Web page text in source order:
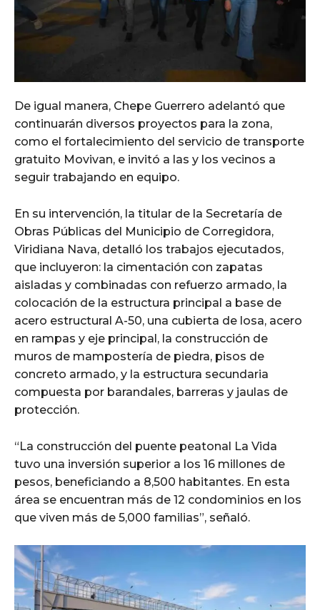
De igual manera, Chepe Guerrero adelantó que
continuarán diversos proyectos para la zona,
como el fortalecimiento del servicio de transporte
gratuito Movivan, e invitó a las y los vecinos a
seguir trabajando en equipo.
En su intervención, la titular de la Secretaría de
Obras Públicas del Municipio de Corregidora,
Viridiana Nava, detalló los trabajos ejecutados,
que incluyeron: la cimentación con zapatas
aisladas y combinadas con refuerzo armado, la
colocación de la estructura principal a base de
acero estructural A-50, una cubierta de losa, acero
en rampas y eje principal, la construcción de
muros de mampostería de piedra, pisos de
concreto armado, y la estructura secundaria
compuesta por barandales, barreras y jaulas de
protección.
“La construcción del puente peatonal La Vida
tuvo una inversión superior a los 16 millones de
pesos, beneficiando a 8,500 habitantes. En esta
área se encuentran más de 12 condominios en los
que viven más de 5,000 familias”, señaló.